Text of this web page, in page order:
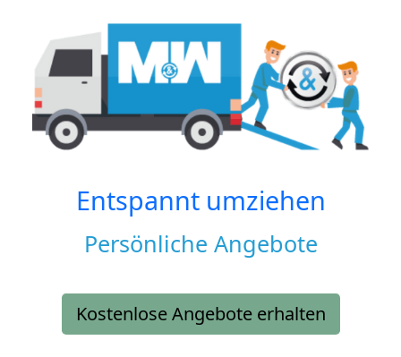
Entspannt umziehen
Persönliche Angebote
Kostenlose Angebote erhalten